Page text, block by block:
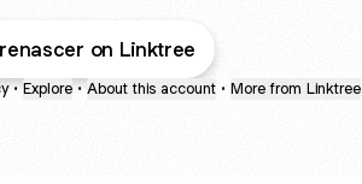
on Linktree
• Explore • About this account • More from Linktree